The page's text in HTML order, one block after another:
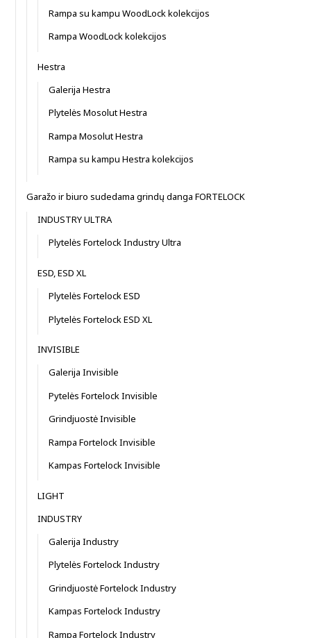
Rampa su kampu WoodLock kolekcijos
Rampa WoodLock kolekcijos
Hestra
Galerija Hestra
Plytelės Mosolut Hestra
Rampa Mosolut Hestra
Rampa su kampu Hestra kolekcijos
Garažo ir biuro sudedama grindų danga FORTELOCK
INDUSTRY ULTRA
Plytelės Fortelock Industry Ultra
ESD, ESD XL
Plytelės Fortelock ESD
Plytelės Fortelock ESD XL
INVISIBLE
Galerija Invisible
Pytelės Fortelock Invisible
Grindjuostė Invisible
Rampa Fortelock Invisible
Kampas Fortelock Invisible
LIGHT
INDUSTRY
Galerija Industry
Plytelės Fortelock Industry
Grindjuostė Fortelock Industry
Kampas Fortelock Industry
Rampa Fortelock Industry